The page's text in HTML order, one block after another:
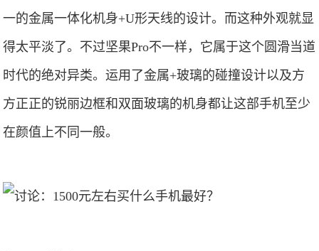
一的金属一体化机身+U形天线的设计。而这种外观就显
得太平淡了。不过坚果Pro不一样，它属于这个圆滑当道
时代的绝对异类。运用了金属+玻璃的碰撞设计以及方
方正正的锐丽边框和双面玻璃的机身都让这部手机至少
在颜值上不同一般。